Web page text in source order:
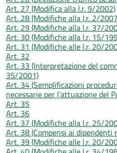
Art. 27 (Modifica alla l.r. 9/2002)
Art. 28 (Modifiche alla l.r. 2/
Art. 29 (Modifiche alla l.r. 37/
Art. 30 (Modifiche alla l.r. 15/
Art. 31 (Modifiche alle l.r. 20/
Art. 32
Art. 33 (Interpretazione del
35/2001)
Art. 34 (Semplificazioni
necessarie per l’attuazione del
Art. 35
Art. 36
Art. 37 (Modifiche alla l.r. 25/
Art. 38 (Compensi ai dipendenti
Art. 39 (Modifiche alle l.r. 20/